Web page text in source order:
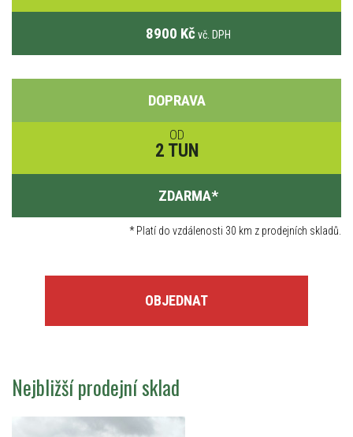
8900 Kč vč. DPH
DOPRAVA
OD
2 TUN
ZDARMA*
*Platí do vzdálenosti 30 km z prodejních skladů.
OBJEDNAT
Nejbližší prodejní sklad